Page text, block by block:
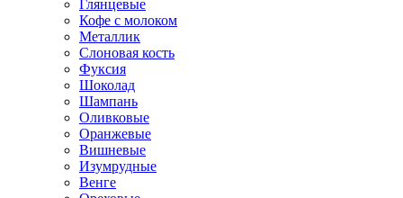
Глянцевые
Кофе с молоком
Металлик
Слоновая кость
Фуксия
Шоколад
Шампань
Оливковые
Оранжевые
Вишневые
Изумрудные
Венге